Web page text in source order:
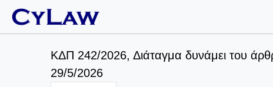
ΚΔΠ 242/2026, Διάταγμα δυνάμει του
29/5/2026